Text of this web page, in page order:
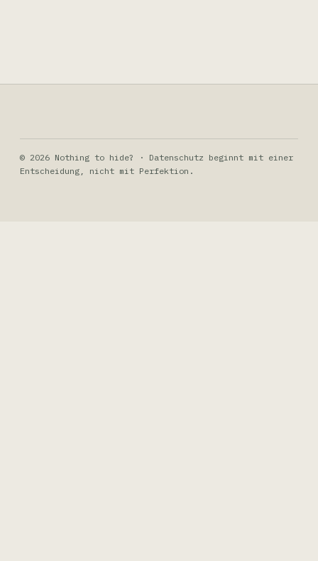
© 2026 Nothing to hide? · Datenschutz beginnt mit einer
Entscheidung, nicht mit Perfektion.